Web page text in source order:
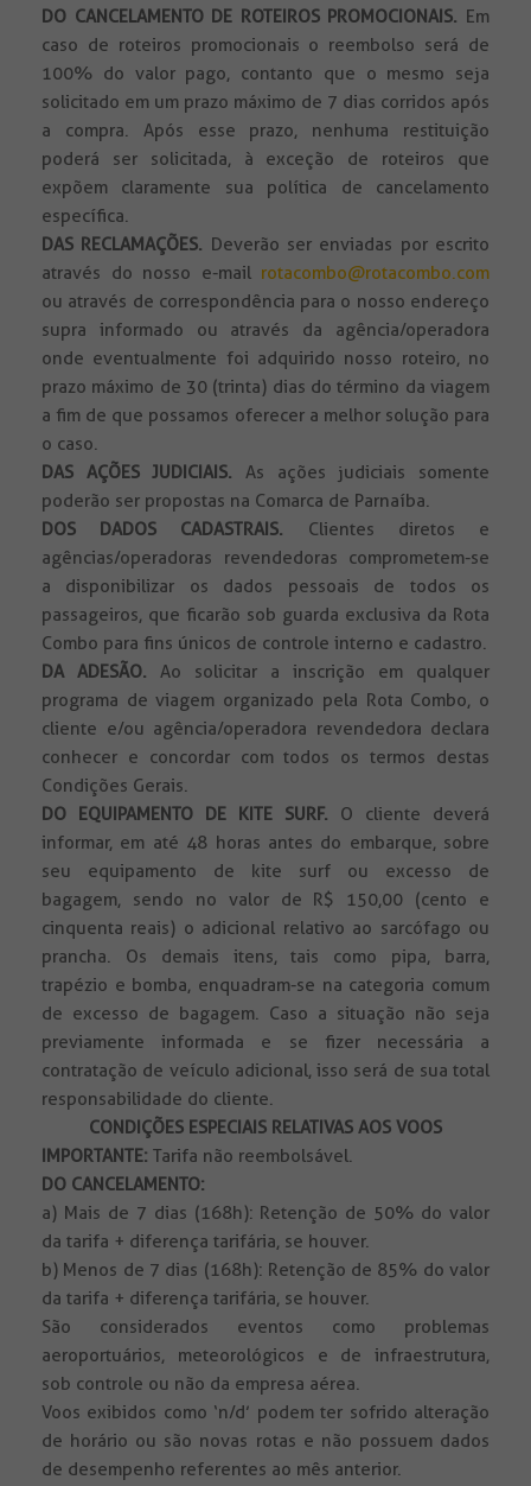
DO CANCELAMENTO DE ROTEIROS PROMOCIONAIS. Em
caso de roteiros promocionais o reembolso será de
100% do valor pago, contanto que o mesmo seja
solicitado em um prazo máximo de 7 dias corridos após
a compra. Após esse prazo, nenhuma restituição
poderá ser solicitada, à exceção de roteiros que
expõem claramente sua política de cancelamento
específica.
DAS RECLAMAÇÕES. Deverão ser enviadas por escrito
através do nosso e-mail rotacombo@rotacombo.com
ou através de correspondência para o nosso endereço
supra informado ou através da agência/operadora
onde eventualmente foi adquirido nosso roteiro, no
prazo máximo de 30 (trinta) dias do término da viagem
a fim de que possamos oferecer a melhor solução para
o caso.
DAS AÇÕES JUDICIAIS. As ações judiciais somente
poderão ser propostas na Comarca de Parnaíba.
DOS DADOS CADASTRAIS. Clientes diretos e
agências/operadoras revendedoras comprometem-se
a disponibilizar os dados pessoais de todos os
passageiros, que ficarão sob guarda exclusiva da Rota
Combo para fins únicos de controle interno e cadastro.
DA ADESÃO. Ao solicitar a inscrição em qualquer
programa de viagem organizado pela Rota Combo, o
cliente e/ou agência/operadora revendedora declara
conhecer e concordar com todos os termos destas
Condições Gerais.
DO EQUIPAMENTO DE KITE SURF. O cliente deverá
informar, em até 48 horas antes do embarque, sobre
seu equipamento de kite surf ou excesso de
bagagem, sendo no valor de R$ 150,00 (cento e
cinquenta reais) o adicional relativo ao sarcófago ou
prancha. Os demais itens, tais como pipa, barra,
trapézio e bomba, enquadram-se na categoria comum
de excesso de bagagem. Caso a situação não seja
previamente informada e se fizer necessária a
contratação de veículo adicional, isso será de sua total
responsabilidade do cliente.
CONDIÇÕES ESPECIAIS RELATIVAS AOS VOOS
IMPORTANTE: Tarifa não reembolsável.
DO CANCELAMENTO:
a) Mais de 7 dias (168h): Retenção de 50% do valor
da tarifa + diferença tarifária, se houver.
b) Menos de 7 dias (168h): Retenção de 85% do valor
da tarifa + diferença tarifária, se houver.
São considerados eventos como problemas
aeroportuários, meteorológicos e de infraestrutura,
sob controle ou não da empresa aérea.
Voos exibidos como ‘n/d’ podem ter sofrido alteração
de horário ou são novas rotas e não possuem dados
de desempenho referentes ao mês anterior.